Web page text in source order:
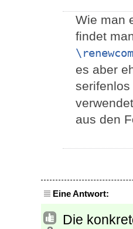
Wie man
findet
es aber
aus den
Eine Antwort:
Die